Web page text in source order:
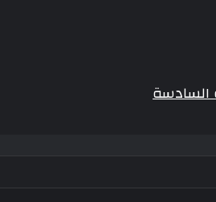
السادسة